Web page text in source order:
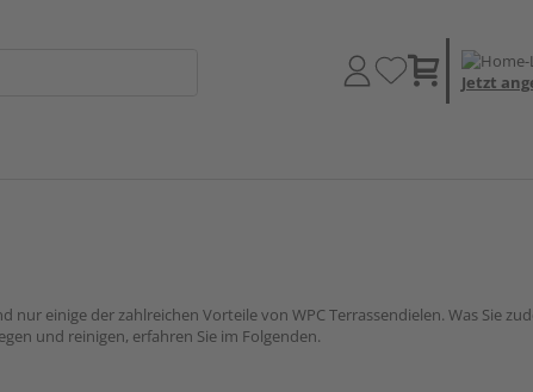
Jetzt
nur einige der zahlreichen Vorteile von WPC Terrassendielen. Was Sie
und reinigen, erfahren Sie im Folgenden.